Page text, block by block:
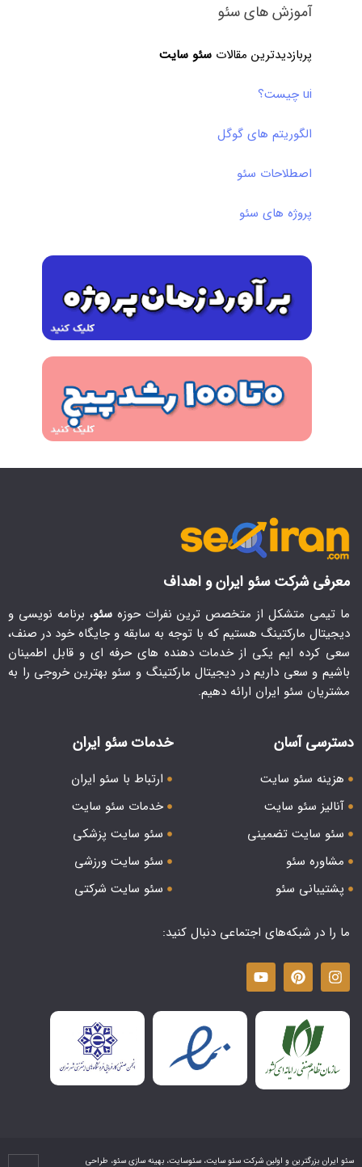
آموزش های سئو
پربازدیدترین مقالات سئو سایت
ui چیست؟
الگوریتم های گوگل
اصطلاحات سئو
پروژه های سئو
معرفی شرکت سئو ایران و اهداف
ما تیمی متشکل از متخصص ترین نفرات حوزه سئو، برنامه نویسی و
دیجیتال مارکتینگ هستیم که با توجه به سابقه و جایگاه خود در صنف،
سعی کرده ایم یکی از خدمات دهنده های حرفه ای و قابل اطمینان
باشیم و سعی داریم در دیجیتال مارکتینگ و سئو بهترین خروجی را به
مشتریان سئو ایران ارائه دهیم.
دسترسی آسان
هزینه سئو سایت
آنالیز سئو سایت
سئو سایت تضمینی
مشاوره سئو
پشتیبانی سئو
خدمات سئو ایران
ارتباط با سئو ایران
خدمات سئو سایت
سئو سایت پزشکی
سئو سایت ورزشی
سئو سایت شرکتی
ما را در شبکه‌های اجتماعی دنبال کنید:
سئو ایران بزرگترین و اولین شرکت سئو سایت، سئوسایت، بهینه سازی سئو، طراحی